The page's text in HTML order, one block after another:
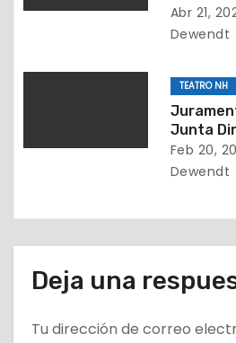
s
Legados
Abr 21,
Dewendt
TEATRO NH
Junta
2027)
Feb 20,
Dewendt
Deja una
Tu dirección de correo